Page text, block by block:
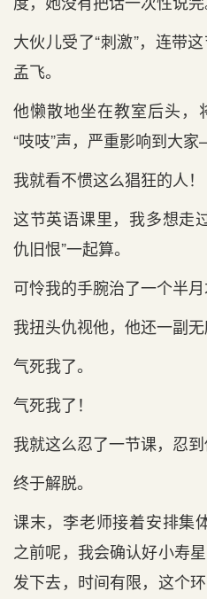
大伙儿受了“刺激”，连带
孟飞。
他懒散地坐在教室后头，
“吱吱”声，严重影响到大
我就看不惯这么猖狂的人！
这节英语课里，我多想走
仇旧恨”一起算。
可怜我的手腕治了一个半月
我扭头仇视他，他还一副无
气死我了。
气死我了！
我就这么忍了一节课，忍到
终于解脱。
课末，李老师接着安排集
之前呢，我会确认好小寿
发下去，时间有限，这个